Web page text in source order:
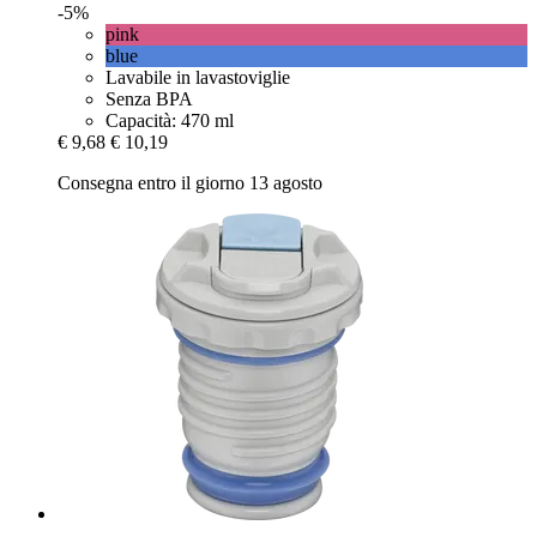
-5%
pink
blue
Lavabile in lavastoviglie
Senza BPA
Capacità: 470 ml
€ 9,68 € 10,19
Consegna entro il giorno 13 agosto